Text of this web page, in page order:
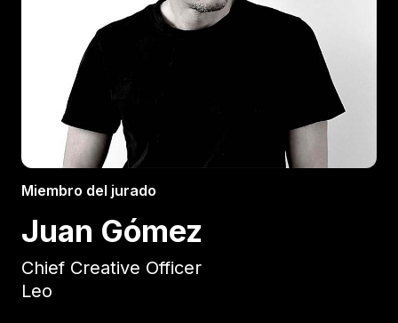
Miembro del jurado
Juan Gómez
Chief Creative Officer
Leo